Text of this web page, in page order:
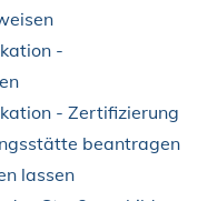
-
- Zertifizierung
beantragen
lassen